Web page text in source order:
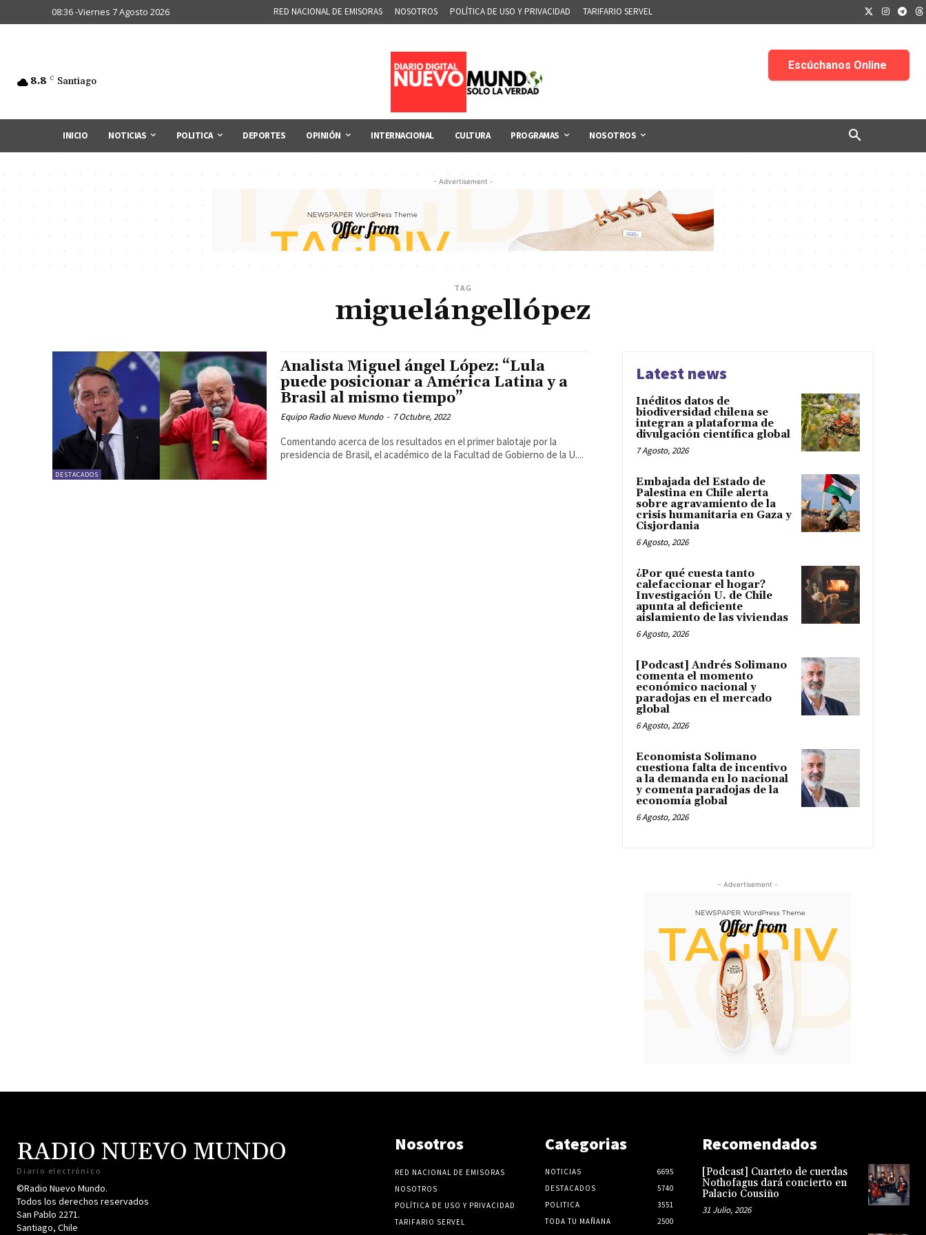
08:36 -Viernes 7 Agosto 2026 RED NACIONAL DE EMISORAS NOSOTROS POLÍTICA DE USO Y PRIVACIDAD TARIFARIO SERVEL
8.8 C Santiago
INICIO NOTICIAS POLITICA DEPORTES OPINIÓN INTERNACIONAL CULTURA PROGRAMAS NOSOTROS
- Advertisement -
TAG
miguelángellópez
DESTACADOS
Analista Miguel ángel López: “Lula
puede posicionar a América Latina y a
Brasil al mismo tiempo”
Equipo Radio Nuevo Mundo - 7 Octubre, 2022
Comentando acerca de los resultados en el primer balotaje por la
presidencia de Brasil, el académico de la Facultad de Gobierno de la U....
Latest news
Inéditos datos de
biodiversidad chilena se
integran a plataforma de
divulgación científica global
7 Agosto, 2026
Embajada del Estado de
Palestina en Chile alerta
sobre agravamiento de la
crisis humanitaria en Gaza y
Cisjordania
6 Agosto, 2026
¿Por qué cuesta tanto
calefaccionar el hogar?
Investigación U. de Chile
apunta al deficiente
aislamiento de las viviendas
6 Agosto, 2026
[Podcast] Andrés Solimano
comenta el momento
económico nacional y
paradojas en el mercado
global
6 Agosto, 2026
Economista Solimano
cuestiona falta de incentivo
a la demanda en lo nacional
y comenta paradojas de la
economía global
6 Agosto, 2026
- Advertisement -
RADIO NUEVO MUNDO
Diario electrónico
©Radio Nuevo Mundo.
Todos los derechos reservados
San Pablo 2271.
Santiago, Chile
Nosotros
RED NACIONAL DE EMISORAS
NOSOTROS
POLÍTICA DE USO Y PRIVACIDAD
TARIFARIO SERVEL
Categorias
NOTICIAS
6695
DESTACADOS
5740
POLITICA
3551
TODA TU MAÑANA
2500
Recomendados
[Podcast] Cuarteto de cuerdas
Nothofagus dará concierto en
Palacio Cousiño
31 Julio, 2026